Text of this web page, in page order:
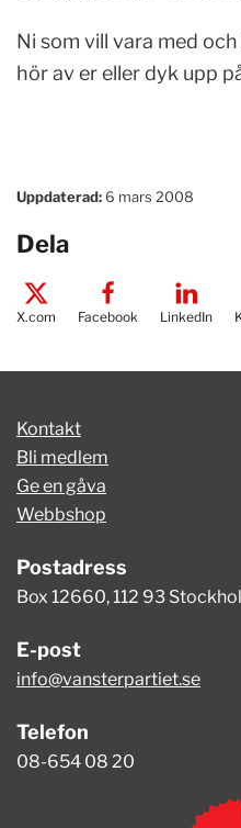
Ni som vill vara med
hör av er eller dyk upp
Uppdaterad:6 mars 2008
Dela
X.com Facebook LinkedIn
Kontakt
Bli medlem
Ge en gåva
Webbshop
Postadress
Box 12660, 112 93
E-post
info@vansterpartiet.se
Telefon
08-654 08 20